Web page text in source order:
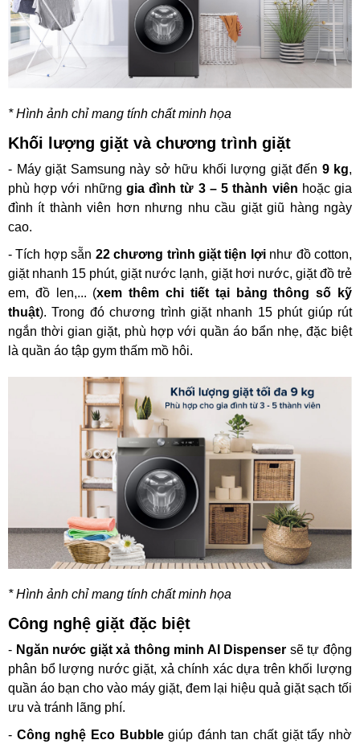
* Hình ảnh chỉ mang tính chất minh họa
Khối lượng giặt và chương trình giặt
- Máy giặt Samsung này sở hữu khối lượng giặt đến 9 kg,
phù hợp với những gia đình từ 3 – 5 thành viên hoặc gia
đình ít thành viên hơn nhưng nhu cầu giặt giũ hàng ngày
cao.
- Tích hợp sẵn 22 chương trình giặt tiện lợinhư đồ cotton,
giặt nhanh 15 phút, giặt nước lạnh, giặt hơi nước, giặt đồ trẻ
em, đồ len,... (xem thêm chi tiết tại bảng thông số kỹ
thuật). Trong đó chương trình giặt nhanh 15 phút giúp rút
ngắn thời gian giặt, phù hợp với quần áo bẩn nhẹ, đặc biệt
là quần áo tập gym thấm mồ hôi.
* Hình ảnh chỉ mang tính chất minh họa
Công nghệ giặt đặc biệt
- Ngăn nước giặt xả thông minh AI Dispenser sẽ tự động
phân bổ lượng nước giặt, xả chính xác dựa trên khối lượng
quần áo bạn cho vào máy giặt, đem lại hiệu quả giặt sạch tối
ưu và tránh lãng phí.
- Công nghệ Eco Bubblegiúp đánh tan chất giặt tẩy nhờ